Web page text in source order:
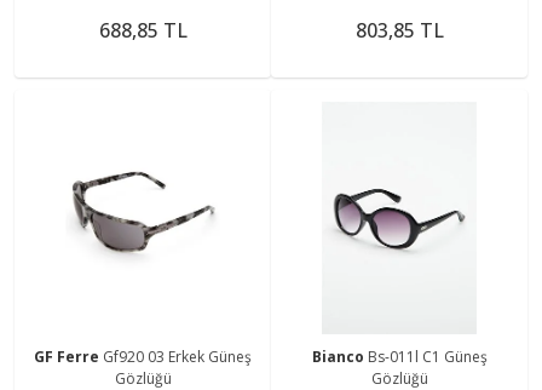
688,85 TL 803,85 TL
GF Ferre Gf920 03 Erkek Güneş
Gözlüğü
Bianco Bs-011l C1 Güneş
Gözlüğü